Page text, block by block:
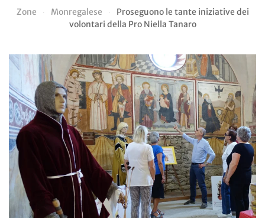
Zone Monregalese
Proseguono le tante iniziative dei
volontari della Pro Niella Tanaro